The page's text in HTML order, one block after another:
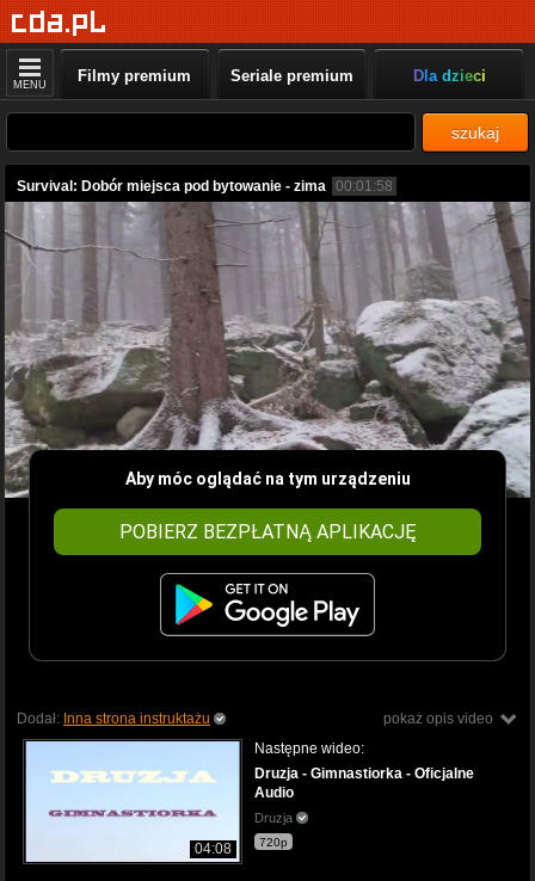
MENU Filmy premium Seriale premium Dla dzieci
szukaj
Survival: Dobór miejsca pod bytowanie - zima 00:01:58
Aby móc oglądać na tym urządzeniu
POBIERZ BEZPŁATNĄ APLIKACJĘ
pokaż opis video
Dodał: Inna strona instruktażu
04:08
Następne wideo:
Druzja - Gimnastiorka - Oficjalne
Audio
Druzja
720p